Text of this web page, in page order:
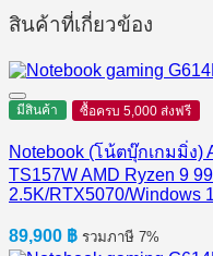
สินค้าที่เกี่ยวข้อง
มีสินค้า ซื้อครบ 5,000 ส่งฟรี
Notebook (โน้ตบุ๊กเกมมิ่ง)
TS157W AMD Ryzen 9
2.5K/RTX5070/Windows
89,900 ฿ รวมภาษี 7%